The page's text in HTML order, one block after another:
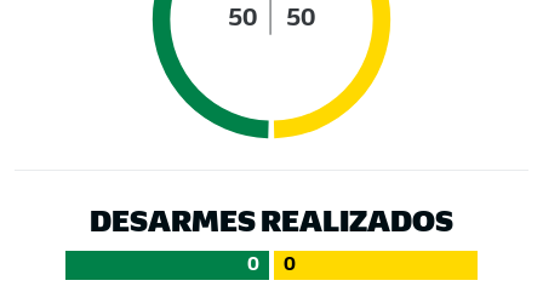
50 50
DESARMES REALIZADOS
0 0